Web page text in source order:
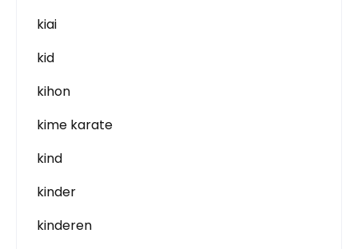
kiai
kid
kihon
kime karate
kind
kinder
kinderen